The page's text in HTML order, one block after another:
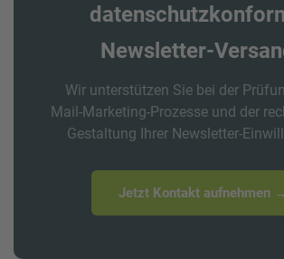
Newsletter-
Wir unterstützen Sie bei der
Mail-Marketing-Prozesse und der
Gestaltung Ihrer Newsletter-
Jetzt Kontakt aufnehmen →